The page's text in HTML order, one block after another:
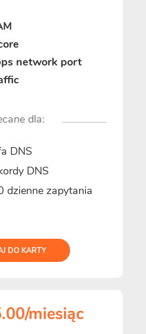
network port
dla:
DNS
DNS
dzienne zapytania
DO KARTY
miesiąc